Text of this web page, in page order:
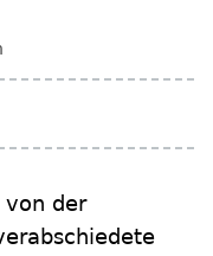
von der